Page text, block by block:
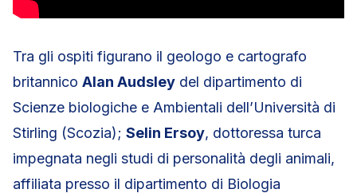
Tra gli ospiti figurano il geologo e cartografo
britannico Alan Audsley del dipartimento di
Scienze biologiche e Ambientali dell’Università di
Stirling (Scozia); Selin Ersoy, dottoressa turca
impegnata negli studi di personalità degli animali,
affiliata presso il dipartimento di Biologia